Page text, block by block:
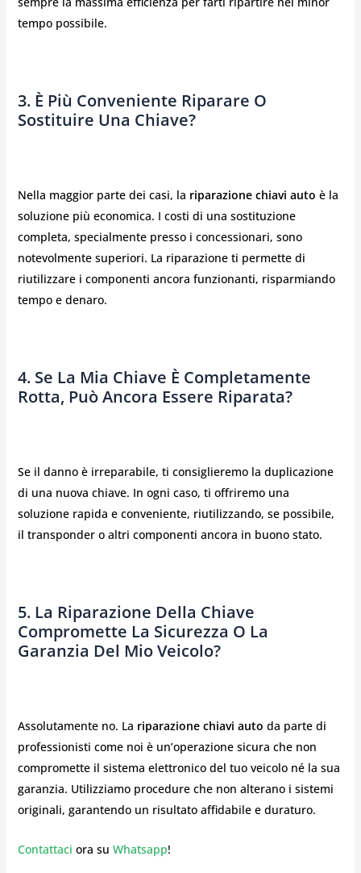
tempo possibile.
3. È Più Conveniente Riparare O
Sostituire Una Chiave?
Nella maggior parte dei casi, la riparazione chiavi auto è la
soluzione più economica. I costi di una sostituzione
completa, specialmente presso i concessionari, sono
notevolmente superiori. La riparazione ti permette di
riutilizzare i componenti ancora funzionanti, risparmiando
tempo e denaro.
4. Se La Mia Chiave È Completamente
Rotta, Può Ancora Essere Riparata?
Se il danno è irreparabile, ti consiglieremo la duplicazione
di una nuova chiave. In ogni caso, ti offriremo una
soluzione rapida e conveniente, riutilizzando, se possibile,
il transponder o altri componenti ancora in buono stato.
5. La Riparazione Della Chiave
Compromette La Sicurezza O La
Garanzia Del Mio Veicolo?
Assolutamente no. La riparazione chiavi auto da parte di
professionisti come noi è un’operazione sicura che non
compromette il sistema elettronico del tuo veicolo né la sua
garanzia. Utilizziamo procedure che non alterano i sistemi
originali, garantendo un risultato affidabile e duraturo.
Contattaci ora su Whatsapp!